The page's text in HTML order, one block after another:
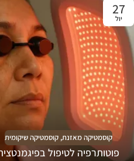
27
יול
קוסמטיקה מאזנת, קוסמטיקה שיקומית
פוטותרפיה לטיפול